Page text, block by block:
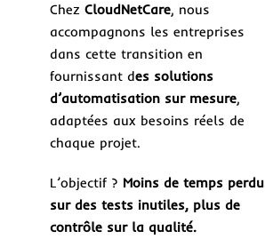
Chez CloudNetCare, nous
accompagnons les entreprises
dans cette transition en
fournissant des solutions
d’automatisation sur mesure,
adaptées aux besoins réels de
chaque projet.
L’objectif ? Moins de temps perdu
sur des tests inutiles, plus de
contrôle sur la qualité.